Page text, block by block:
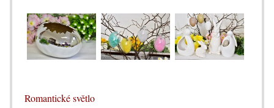
Romantické světlo